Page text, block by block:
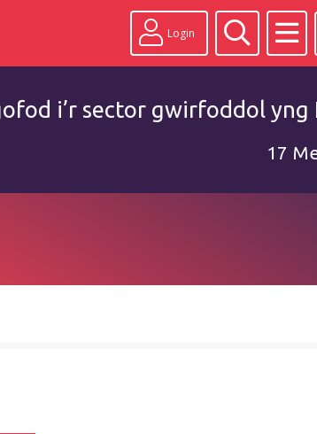
Login
i’r sector gwirfoddol yng
17